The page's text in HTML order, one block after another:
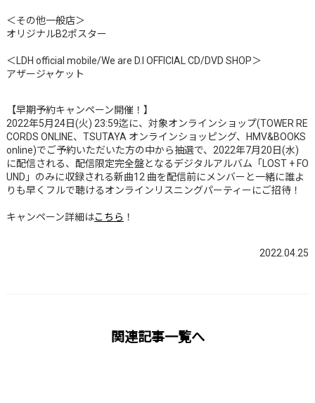
＜その他一般店＞
オリジナルB2ポスター
＜LDH official mobile/We are D.I OFFICIAL CD/DVD SHOP＞
アザージャケット
【早期予約キャンペーン開催！】
2022年5月24日(火) 23:59迄に、対象オンラインショップ(TOWER RE
CORDS ONLINE、TSUTAYA オンラインショッピング、HMV&BOOKS
online)でご予約いただいた方の中から抽選で、2022年7月20日(水)
に配信される、配信限定完全盤となるデジタルアルバム「LOST + FO
UND」のみに収録される新曲12 曲を配信前にメンバーと一緒に誰よ
りも早くフルで聴けるオンラインリスニングパーティーにご招待！
キャンペーン詳細はこちら ！
2022.04.25
関連記事一覧へ